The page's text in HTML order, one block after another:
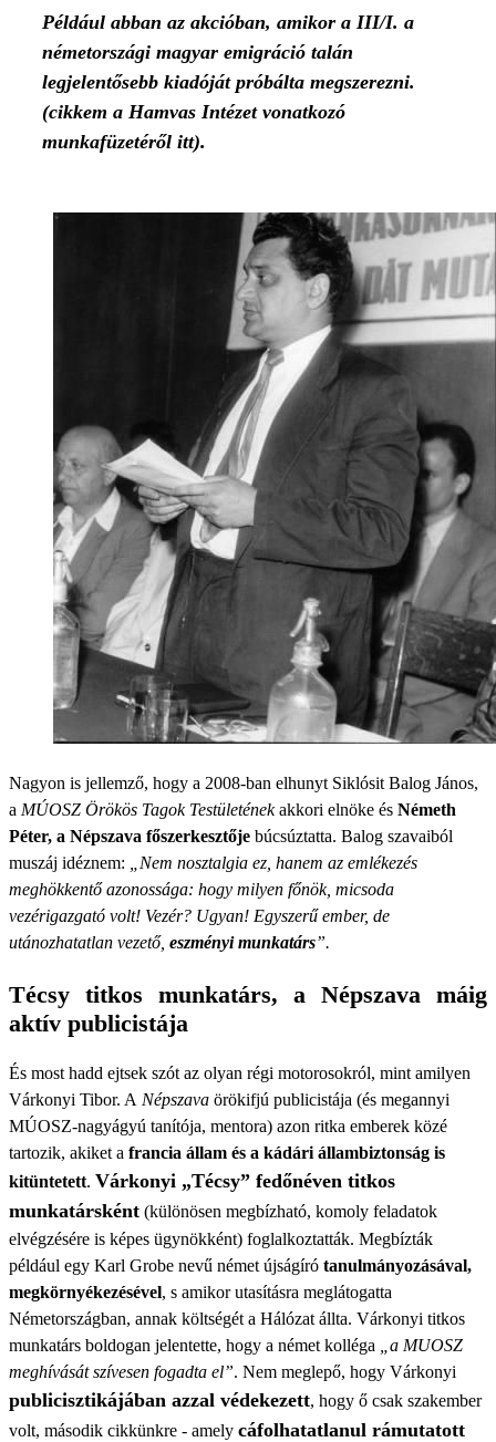
Például abban az akcióban, amikor a III/I. a
németországi magyar emigráció talán
legjelentősebb kiadóját próbálta megszerezni.
(cikkem a Hamvas Intézet vonatkozó
munkafüzetéről itt).
Nagyon is jellemző, hogy a 2008-ban elhunyt Siklósit Balog János,
a MÚOSZ Örökös Tagok Testületénekakkori elnöke és Németh
Péter, a Népszava főszerkesztője búcsúztatta. Balog szavaiból
muszáj idéznem:
„Nem nosztalgia ez, hanem az emlékezés
meghökkentő azonossága: hogy milyen főnök, micsoda
vezérigazgató volt! Vezér? Ugyan! Egyszerű ember, de
utánozhatatlan vezető, eszményi munkatárs”.
Técsy titkos munkatárs, a Népszava máig
aktív publicistája
És most hadd ejtsek szót az olyan régi motorosokról, mint amilyen
Várkonyi Tibor. A Népszava örökifjú publicistája (és megannyi
MÚOSZ-nagyágyú tanítója, mentora) azon ritka emberek közé
tartozik, akiket a francia állam és a kádári állambiztonság is
kitüntetett. Várkonyi „Técsy” fedőnéven titkos
munkatársként (különösen megbízható, komoly feladatok
elvégzésére is képes ügynökként) foglalkoztatták. Megbízták
például egy Karl Grobe nevű német újságíró tanulmányozásával,
megkörnyékezésével, s amikor utasításra meglátogatta
Németországban, annak költségét a Hálózat állta. Várkonyi titkos
munkatárs boldogan jelentette, hogy a német kolléga
„a MUOSZ
meghívását szívesen fogadta el”. Nem meglepő, hogy Várkonyi
publicisztikájában azzal védekezett, hogy ő csak szakember
volt, második cikkünkre - amely cáfolhatatlanul rámutatott